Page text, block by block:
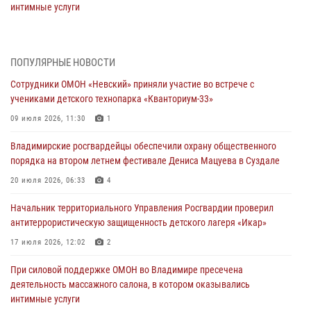
интимные услуги
смену в детском лагере «Икар»
27 июля 2026, 16:43 2
Владимирские росгвардейцы обеспечили охрану общественного
20 июля 2026, 06:33 4
Военнослужащий военного оркестра регионального Управления
105-летию Центрального округа
19 июля 2026, 11:17 7
антитеррористическую защищенность детского лагеря «Икар»
17 июля 2026, 12:02 2
ПОПУЛЯРНЫЕ НОВОСТИ
Сотрудники ОМОН «Невский» приняли участие во встрече с
учениками детского технопарка «Кванториум-33»
09 июля 2026, 11:30 1
Владимирские росгвардейцы обеспечили охрану общественного
порядка на втором летнем фестивале Дениса Мацуева в Суздале
20 июля 2026, 06:33 4
Начальник территориального Управления Росгвардии проверил
антитеррористическую защищенность детского лагеря «Икар»
17 июля 2026, 12:02 2
При силовой поддержке ОМОН во Владимире пресечена
деятельность массажного салона, в котором оказывались
интимные услуги